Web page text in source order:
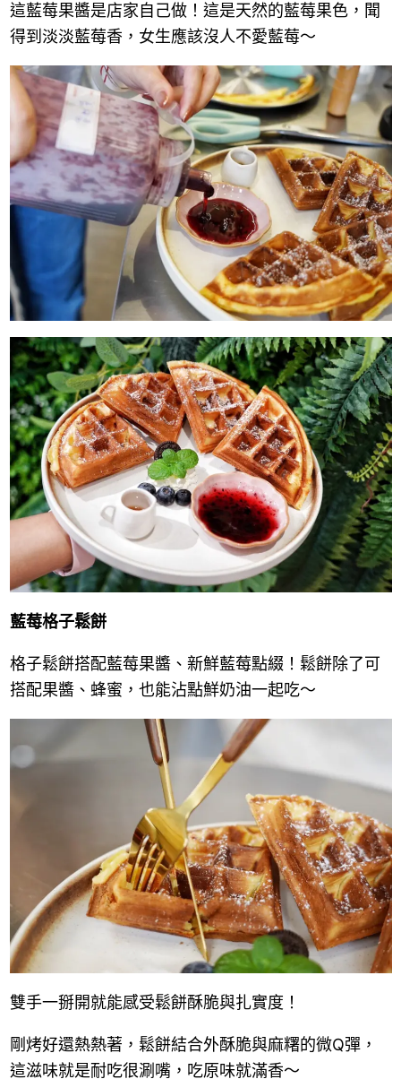
這藍莓果醬是店家自己做！這是天然的藍莓果色，聞
得到淡淡藍莓香，女生應該沒人不愛藍莓～
藍莓格子鬆餅
格子鬆餅搭配藍莓果醬、新鮮藍莓點綴！鬆餅除了可
搭配果醬、蜂蜜，也能沾點鮮奶油一起吃～
雙手一掰開就能感受鬆餅酥脆與扎實度！
剛烤好還熱熱著，鬆餅結合外酥脆與麻糬的微Q彈，
這滋味就是耐吃很涮嘴，吃原味就滿香～